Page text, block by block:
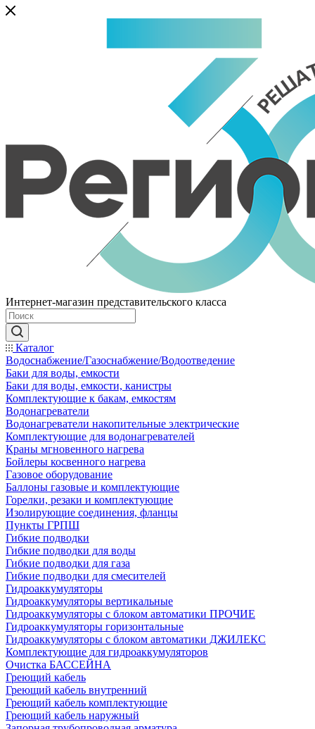
Интернет-магазин представительского класса
Каталог
Водоснабжение/Газоснабжение/Водоотведение
Баки для воды, емкости
Баки для воды, емкости, канистры
Комплектующие к бакам, емкостям
Водонагреватели
Водонагреватели накопительные электрические
Комплектующие для водонагревателей
Краны мгновенного нагрева
Бойлеры косвенного нагрева
Газовое оборудование
Баллоны газовые и комплектующие
Горелки, резаки и комплектующие
Изолирующие соединения, фланцы
Пункты ГРПШ
Гибкие подводки
Гибкие подводки для воды
Гибкие подводки для газа
Гибкие подводки для смесителей
Гидроаккумуляторы
Гидроаккумуляторы вертикальные
Гидроаккумуляторы с блоком автоматики ПРОЧИЕ
Гидроаккумуляторы горизонтальные
Гидроаккумуляторы с блоком автоматики ДЖИЛЕКС
Комплектующие для гидроаккумуляторов
Очистка БАССЕЙНА
Греющий кабель
Греющий кабель внутренний
Греющий кабель комплектующие
Греющий кабель наружный